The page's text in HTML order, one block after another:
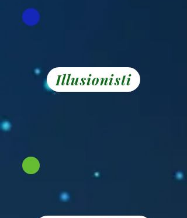
Illusionisti